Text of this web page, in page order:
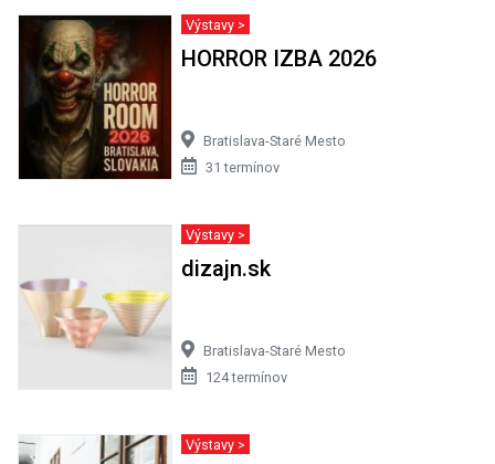
Výstavy >
HORROR IZBA 2026
Bratislava-Staré Mesto
31 termínov
Výstavy >
dizajn.sk
Bratislava-Staré Mesto
124 termínov
Výstavy >